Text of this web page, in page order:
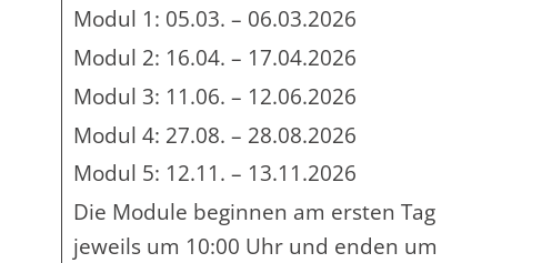
Modul 1: 05.03. – 06.03.2026
Modul 2: 16.04. – 17.04.2026
Modul 3: 11.06. – 12.06.2026
Modul 4: 27.08. – 28.08.2026
Modul 5: 12.11. – 13.11.2026
Die Module beginnen am ersten Tag
jeweils um 10:00 Uhr und enden um